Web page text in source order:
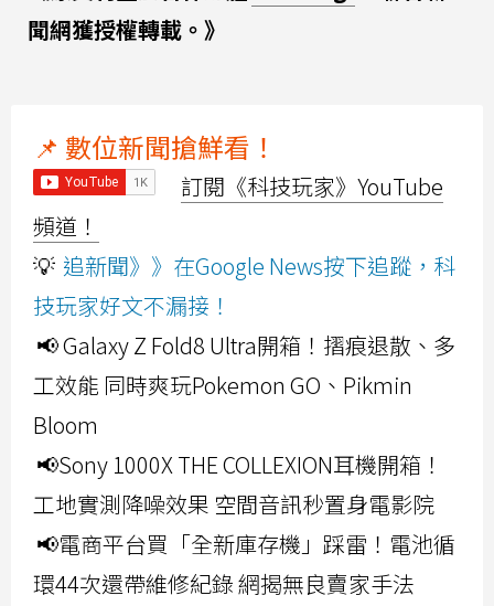
聞網獲授權轉載。》
📌 數位新聞搶鮮看！
訂閱《科技玩家》YouTube
頻道！
💡 追新聞》》在Google News按下追蹤，科
技玩家好文不漏接！
📢 Galaxy Z Fold8 Ultra開箱！摺痕退散、多
工效能 同時爽玩Pokemon GO、Pikmin
Bloom
📢Sony 1000X THE COLLEXION耳機開箱！
工地實測降噪效果 空間音訊秒置身電影院
📢電商平台買「全新庫存機」踩雷！電池循
環44次還帶維修紀錄 網揭無良賣家手法